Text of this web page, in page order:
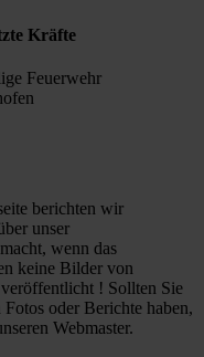
Kräfte
Feuerwehr
berichten wir
unser
wenn das
keine Bilder von
! Sollten Sie
oder Berichte haben,
Webmaster.